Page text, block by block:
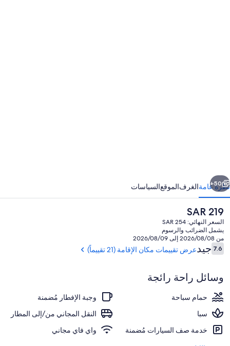
مطعم
التالي
50+
نظرة عامةالغرفالموقعالسياسات
السعر
الحالي
هو
SAR
219
SAR 219
السعر النهائي: SAR 254
يشمل الضرائب والرسوم
من 2026/08/08 إلى 2026/08/09
التقييمات
7.67.6 من 10جيدعرض تقييمات مكان الإقامة (21 تقييماً)
وسائل راحة رائجة
حمام سباحة
وجبة الإفطار مُضمنة
سبا
النقل المجاني من/إلى المطار
خدمة صف السيارات مُضمنة
واي فاي مجاني